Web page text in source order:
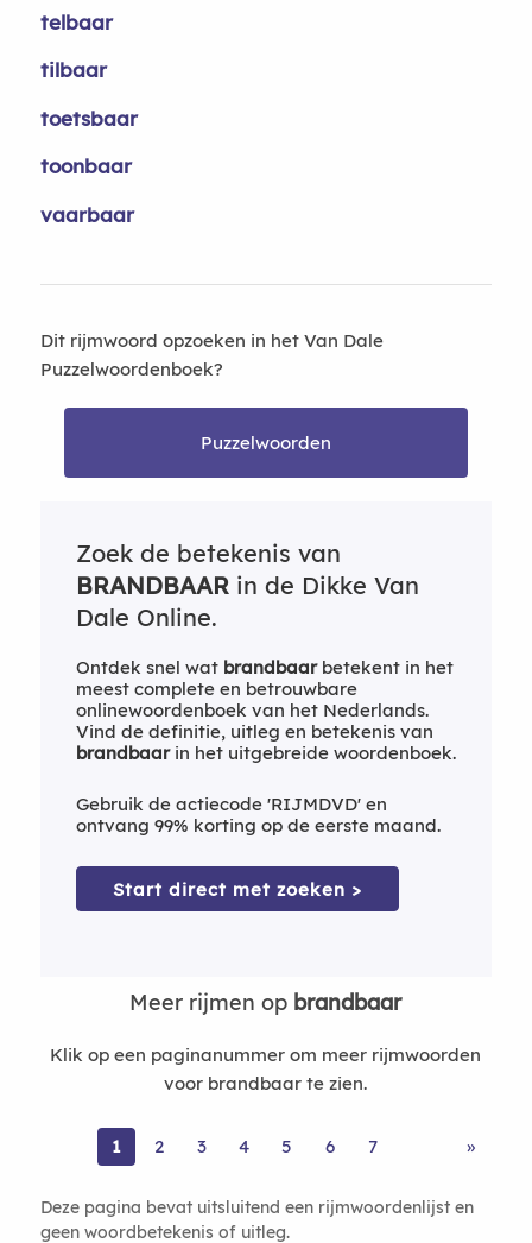
telbaar
tilbaar
toetsbaar
toonbaar
vaarbaar
Dit rijmwoord opzoeken in het Van Dale
Puzzelwoordenboek?
Puzzelwoorden
Zoek de betekenis van
BRANDBAARin de Dikke Van
Dale Online.
Ontdek snel wat brandbaarbetekent in het
meest complete en betrouwbare
onlinewoordenboek van het Nederlands.
Vind de definitie, uitleg en betekenis van
brandbaarin het uitgebreide woordenboek.
Gebruik de actiecode 'RIJMDVD' en
ontvang 99% korting op de eerste maand.
Start direct met zoeken >
Meer rijmen op brandbaar
Klik op een paginanummer om meer rijmwoorden
voor brandbaar te zien.
1 2 3 4 5 6 7 »
Deze pagina bevat uitsluitend een rijmwoordenlijst en
geen woordbetekenis of uitleg.